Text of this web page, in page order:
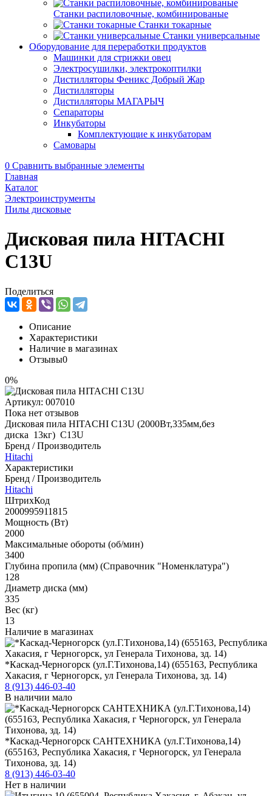
Станки распиловочные, комбинированые
Станки токарные
Станки универсальные
Оборудование для переработки продуктов
Машинки для стрижки овец
Электросушилки, электрокоптилки
Дистилляторы Феникс Добрый Жар
Дистилляторы
Дистилляторы МАГАРЫЧ
Сепараторы
Инкубаторы
Комплектующие к инкубаторам
Самовары
0 Сравнить выбранные элементы
Главная
Каталог
Электроинструменты
Пилы дисковые
Дисковая пила HITACHI
C13U
Поделиться
Описание
Характеристики
Наличие в магазинах
Отзывы0
0%
Артикул: 007010
Пока нет отзывов
Дисковая пила HITACHI C13U (2000Вт,335мм,без
диска 13кг) C13U
Бренд / Производитель
Hitachi
Характеристики
Бренд / Производитель
Hitachi
ШтрихКод
2000995911815
Мощность (Вт)
2000
Максимальные обороты (об/мин)
3400
Глубина пропила (мм) (Справочник "Номенклатура")
128
Диаметр диска (мм)
335
Вес (кг)
13
Наличие в магазинах
*Каскад-Черногорск (ул.Г.Тихонова,14) (655163, Республика
Хакасия, г Черногорск, ул Генерала Тихонова, зд. 14)
8 (913) 446-03-40
В наличии мало
*Каскад-Черногорск САНТЕХНИКА (ул.Г.Тихонова,14)
(655163, Республика Хакасия, г Черногорск, ул Генерала
Тихонова, зд. 14)
8 (913) 446-03-40
Нет в наличии